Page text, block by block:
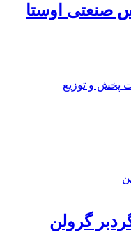
صنعتی اوستا
پخش و توزیع
گرولن